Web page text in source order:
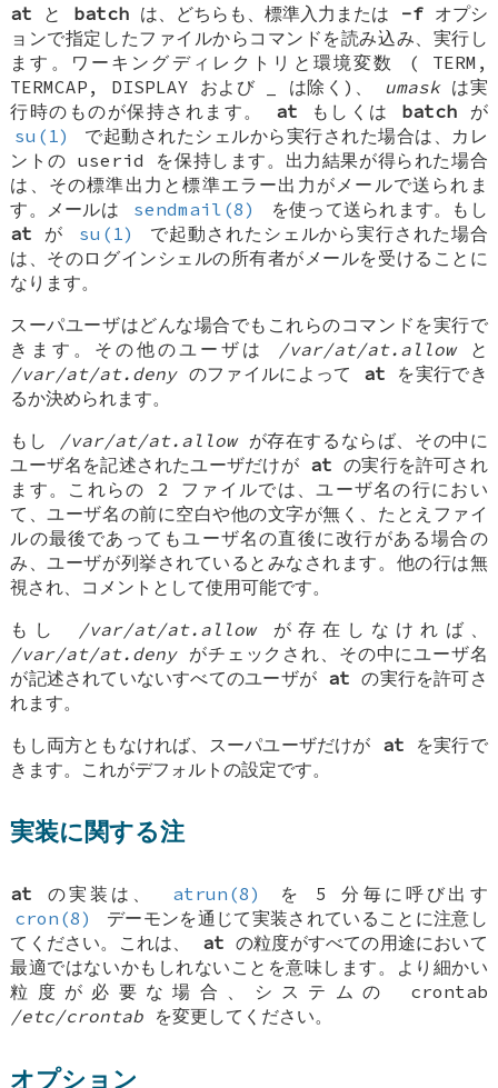
at と batchは、どちらも、標準入力または -fオプシ
ョンで指定したファイルからコマンドを読み込み、実行し
ます。ワーキングディレクトリと環境変数 ( TERM ,
TERMCAP , DISPLAY および は除く)、 umaskは実
行時のものが保持されます。 at もしくは batch が
su(1)
で起動されたシェルから実行された場合は、カレ
ントの userid を保持します。出力結果が得られた場合
は、その標準出力と標準エラー出力がメールで送られま
す。メールは
sendmail(8)
を使って送られます。もし
at が su(1)
で起動されたシェルから実行された場合
は、そのログインシェルの所有者がメールを受けることに
なります。
スーパユーザはどんな場合でもこれらのコマンドを実行で
きます。その他のユーザは
/var/at/at.allowと
/var/at/at.denyのファイルによって at を実行でき
るか決められます。
もし
/var/at/at.allowが存在するならば、その中に
ユーザ名を記述されたユーザだけが at の実行を許可され
ます。これらの 2 ファイルでは、ユーザ名の行におい
て、ユーザ名の前に空白や他の文字が無く、たとえファイ
ルの最後であってもユーザ名の直後に改行がある場合の
み、ユーザが列挙されているとみなされます。他の行は無
視され、コメントとして使用可能です。
もし
/var/at/at.allowが存在しなければ、
/var/at/at.denyがチェックされ、その中にユーザ名
が記述されていないすべてのユーザが at の実行を許可さ
れます。
もし両方ともなければ、スーパユーザだけが at を実行で
きます。これがデフォルトの設定です。
実装に関する注
at の実装は、 atrun(8)
を 5 分毎に呼び出す
cron(8)
デーモンを通じて実装されていることに注意し
てください。これは、 at の粒度がすべての用途において
最適ではないかもしれないことを意味します。より細かい
粒度が必要な場合、システムの crontab
/etc/crontab を変更してください。
オプション